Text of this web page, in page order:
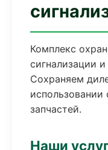
Комплекс
сигнализации
Сохраняем
запчастей.
Наши